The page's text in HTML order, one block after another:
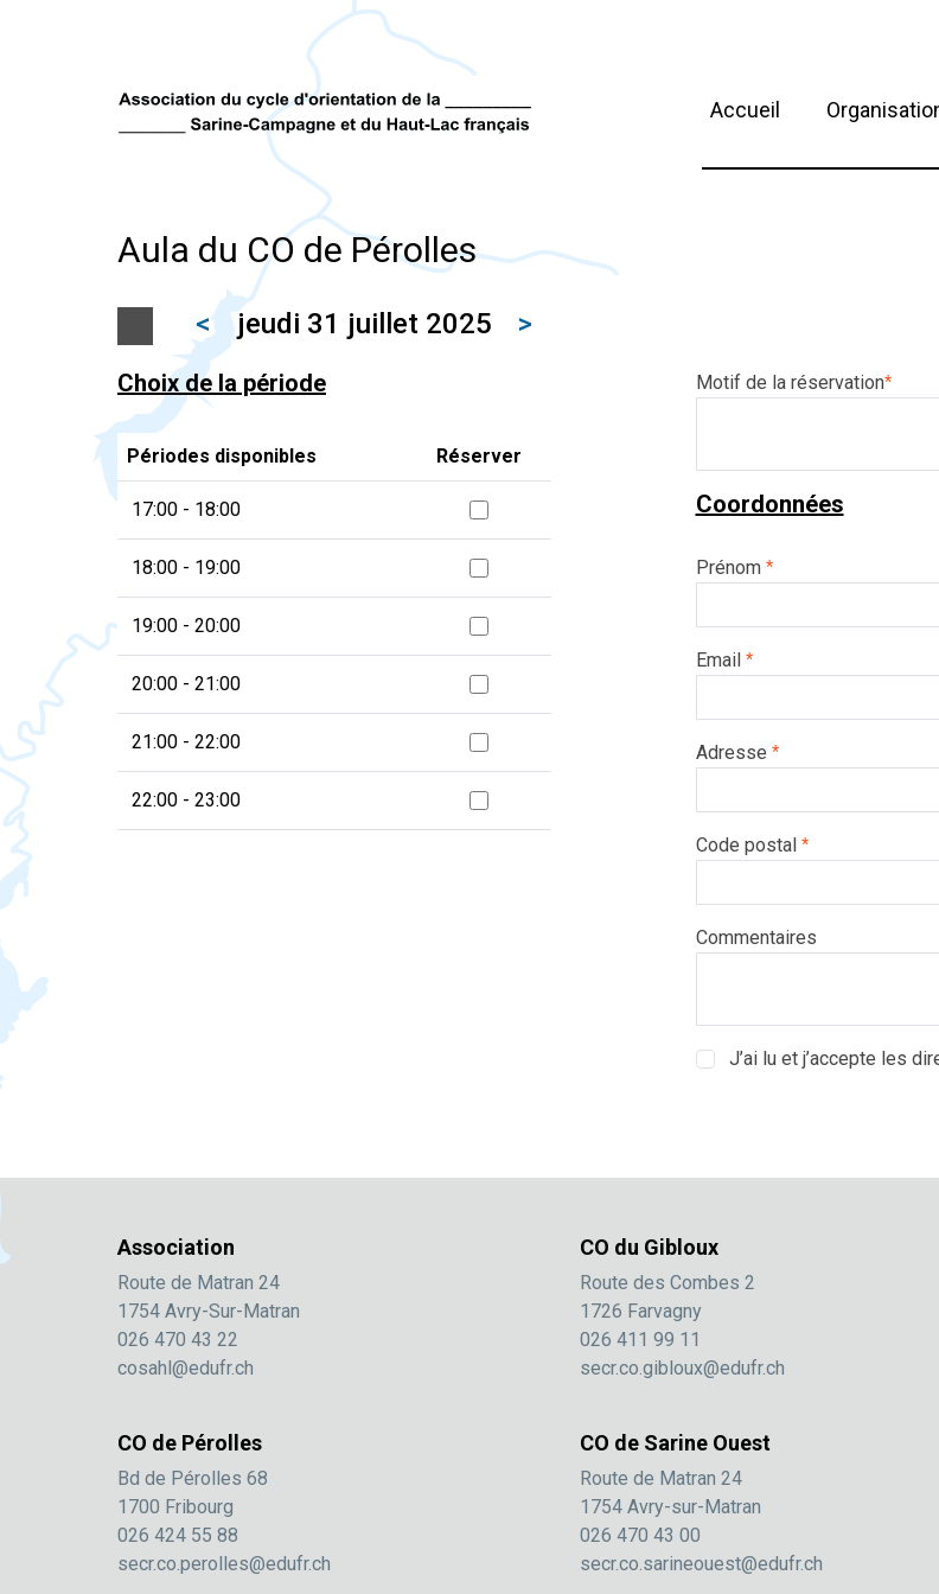
Accueil
Aula du CO de Pérolles
< jeudi 31 juillet 2025 >
Choix de la période
Périodes disponibles Réserver
17:00 - 18:00
18:00 - 19:00
19:00 - 20:00
20:00 - 21:00
21:00 - 22:00
22:00 - 23:00
Motif de la réservation*
Coordonnées
Prénom *
Email *
Adresse *
Code postal *
Commentaires
J’ai lu et j’accepte les
Association
Route de Matran 24
1754 Avry-Sur-Matran
026 470 43 22
cosahl@edufr.ch
CO du Gibloux
Route des Combes 2
1726 Farvagny
026 411 99 11
secr.co.gibloux@edufr.ch
CO de Pérolles
Bd de Pérolles 68
1700 Fribourg
026 424 55 88
secr.co.perolles@edufr.ch
CO de Sarine Ouest
Route de Matran 24
1754 Avry-sur-Matran
026 470 43 00
secr.co.sarineouest@edufr.ch